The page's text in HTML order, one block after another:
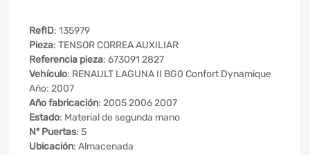
RefID: 135979
Pieza: TENSOR CORREA AUXILIAR
Referencia pieza: 673091 2827
Vehículo: RENAULT LAGUNA II BG0 Confort Dynamique
Año: 2007
Año fabricación: 2005 2006 2007
Estado: Material de segunda mano
Nº Puertas: 5
Ubicación: Almacenada